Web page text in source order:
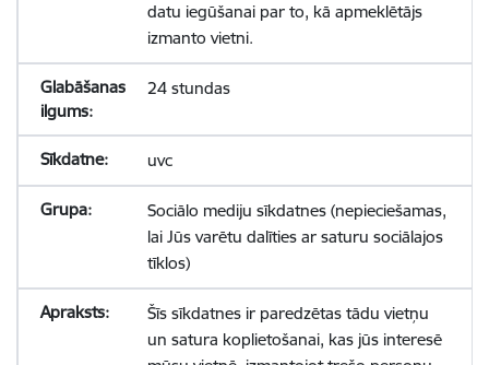
datu iegūšanai par to, kā apmeklētājs
izmanto vietni.
24 stundas
uvc
Sociālo mediju sīkdatnes (nepieciešamas,
lai Jūs varētu dalīties ar saturu sociālajos
tīklos)
Šīs sīkdatnes ir paredzētas tādu vietņu
un satura koplietošanai, kas jūs interesē